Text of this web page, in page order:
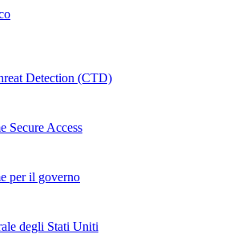
Detection (CTD)
Secure Access
per il governo
degli Stati Uniti